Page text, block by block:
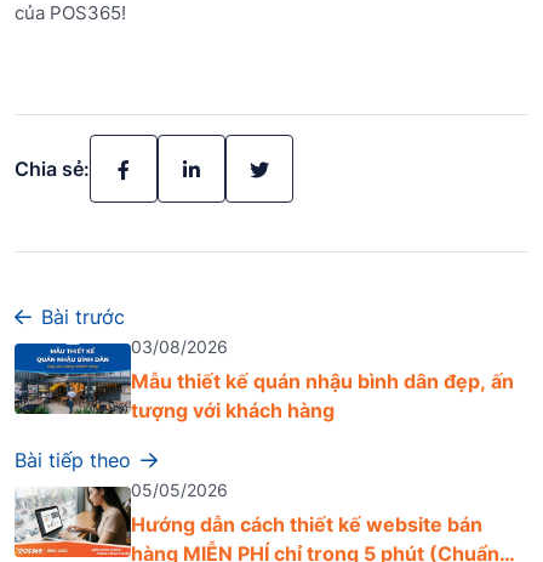
của POS365!
Chia sẻ:
Bài trước
03/08/2026
Mẫu thiết kế quán nhậu bình dân đẹp, ấn
tượng với khách hàng
Bài tiếp theo
05/05/2026
Hướng dẫn cách thiết kế website bán
hàng MIỄN PHÍ chỉ trong 5 phút (Chuẩn